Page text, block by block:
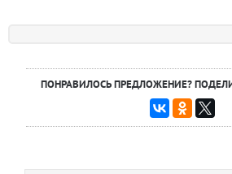
ПОНРАВИЛОСЬ ПРЕДЛОЖЕНИЕ?